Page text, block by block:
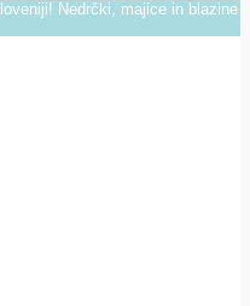
Nedrčki, majice in blazine